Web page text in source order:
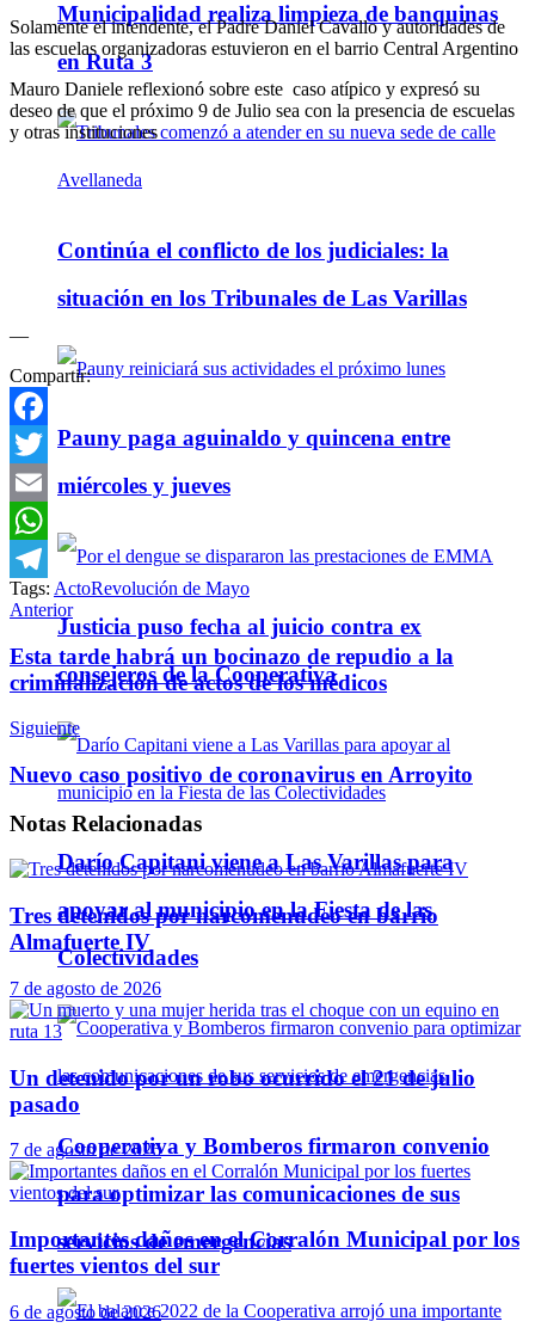
Municipalidad realiza limpieza de banquinas
en Ruta 3
Continúa el conflicto de los judiciales: la
situación en los Tribunales de Las Varillas
Pauny paga aguinaldo y quincena entre
miércoles y jueves
Justicia puso fecha al juicio contra ex
consejeros de la Cooperativa
Darío Capitani viene a Las Varillas para
apoyar al municipio en la Fiesta de las
Colectividades
Cooperativa y Bomberos firmaron convenio
para optimizar las comunicaciones de sus
servicios de emergencias
Solamente el intendente, el Padre Daniel Cavallo y autoridades de
las escuelas organizadoras estuvieron en el barrio Central Argentino
Mauro Daniele reflexionó sobre este caso atípico y expresó su
deseo de que el próximo 9 de Julio sea con la presencia de escuelas
y otras instituciones
—
Compartir:
Facebook
Twitter
Email
WhatsApp
Telegram
Tags: ActoRevolución de Mayo
Anterior
Esta tarde habrá un bocinazo de repudio a la
criminalización de actos de los médicos
Siguiente
Nuevo caso positivo de coronavirus en Arroyito
Notas Relacionadas
Tres detenidos por narcomenudeo en barrio
Almafuerte IV
7 de agosto de 2026
Un detenido por un robo ocurrido el 21 de julio
pasado
7 de agosto de 2026
Importantes daños en el Corralón Municipal por los
fuertes vientos del sur
6 de agosto de 2026